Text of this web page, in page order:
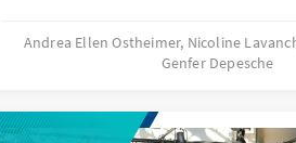
könnte. Zurzeit leben 9,15
der Schweiz. Prognosen des
2030 die 9,5 Millionen Schwelle
Andrea Ellen Ostheimer, Nicoline
Genfer Depesche